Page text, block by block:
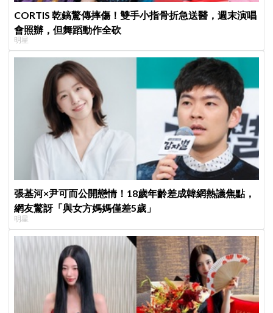
CORTIS 乾鎬驚傳摔傷！雙手小指骨折急送醫，週末演唱
會照辦，但舞蹈動作全砍
明星
張基河×尹可而公開戀情！18歲年齡差成韓網熱議焦點，
網友驚訝「與女方媽媽僅差5歲」
明星